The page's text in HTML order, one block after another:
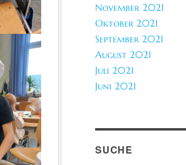
November 2021
Oktober 2021
September 2021
August 2021
Juli 2021
Juni 2021
SUCHE